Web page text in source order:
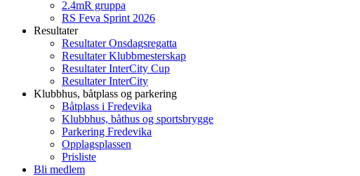
2.4mR gruppa
RS Feva Sprint 2026
Resultater
Resultater Onsdagsregatta
Resultater Klubbmesterskap
Resultater InterCity Cup
Resultater InterCity
Klubbhus, båtplass og parkering
Båtplass i Fredevika
Klubbhus, båthus og sportsbrygge
Parkering Fredevika
Opplagsplassen
Prisliste
Bli medlem